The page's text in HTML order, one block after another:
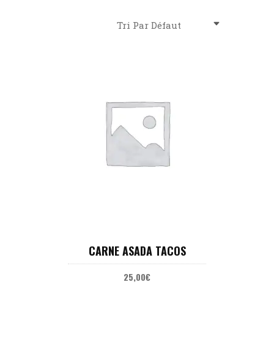
Tri Par Défaut
CARNE ASADA TACOS
25,00€